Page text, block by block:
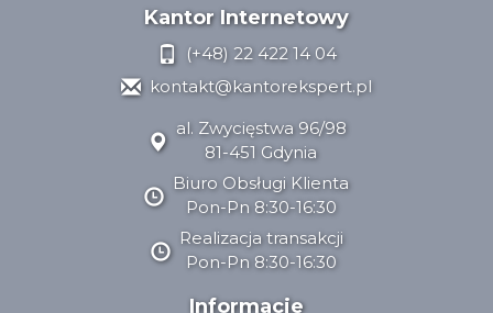
Kantor Internetowy
(+48) 22 422 14 04
kontakt@kantorekspert.pl
al. Zwycięstwa 96/98
81-451 Gdynia
Biuro Obsługi Klienta
Pon-Pn 8:30-16:30
Realizacja transakcji
Pon-Pn 8:30-16:30
Informacje